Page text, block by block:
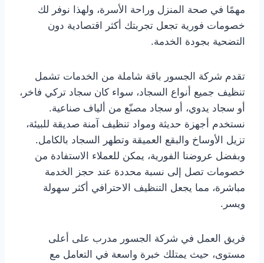
مهمًا في صحة المنزل وراحة الأسرة، ولهذا نوفر لك
خصومات فورية تجعل تجربتك أكثر اقتصادية دون
التضحية بجودة الخدمة.
تقدم شركة الجسور باقة شاملة من الخدمات تشمل
تنظيف جميع أنواع السجاد، سواء كان سجاد تركي فاخر،
أو سجاد يدوي، أو سجاد مصنّع من ألياف صناعية.
نستخدم أجهزة حديثة ومواد تنظيف آمنة صديقة للبيئة،
تزيل الأوساخ والبقع العميقة وتطهر السجاد بالكامل.
وبفضل عروضنا الفورية، يمكن للعملاء الاستفادة من
خصومات تصل إلى نسبة محددة عند حجز الخدمة
مباشرة، مما يجعل التنظيف الاحترافي أكثر سهولة
ويسر.
فريق العمل في شركة الجسور مدرب على أعلى
مستوى، حيث يمتلك خبرة واسعة في التعامل مع